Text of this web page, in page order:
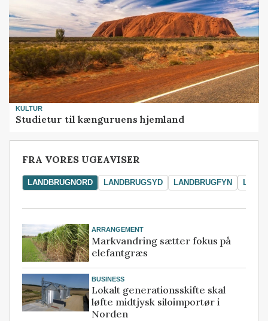
KULTUR
Studietur til kænguruens hjemland
FRA VORES UGEAVISER
LANDBRUGNORD LANDBRUGSYD LANDBRUGFYN
ARRANGEMENT
Markvandring sætter fokus på
elefantgræs
BUSINESS
Lokalt generationsskifte skal
løfte midtjysk siloimportør i
Norden